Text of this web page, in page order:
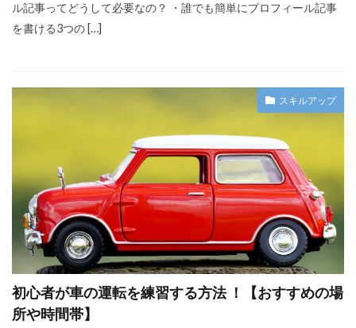
ル記事ってどうして必要なの？ ・誰でも簡単にプロフィール記事
を書ける3つの […]
スキルアップ
初心者が車の運転を練習する方法 ！【おすすめの場
所や時間帯】